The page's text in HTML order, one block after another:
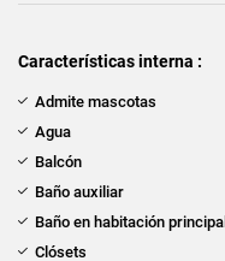
Características interna :
Admite mascotas
Agua
Balcón
Baño auxiliar
Baño en habitación principal
Clósets